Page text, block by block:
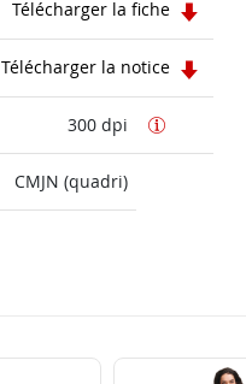
Télécharger la fiche
Télécharger la notice
300 dpi
CMJN (quadri)